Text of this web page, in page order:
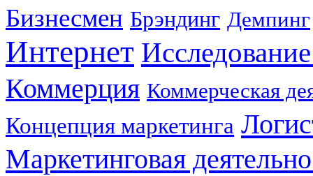
Бизнесмен Брэндинг Демпинг
Интернет
Коммерция Коммерческая
Концепция маркетинга
Маркетинговая